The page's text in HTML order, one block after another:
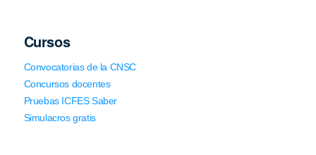
Cursos
Convocatorias de la CNSC
Concursos docentes
Pruebas ICFES Saber
Simulacros gratis